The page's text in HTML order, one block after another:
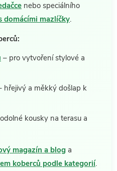
nebo speciálního
domácími mazlíčky.
– pro vytvoření stylové a
hřejivý a měkký došlap k
kousky na terasu a
magazín a blog a
koberců podle kategorií.